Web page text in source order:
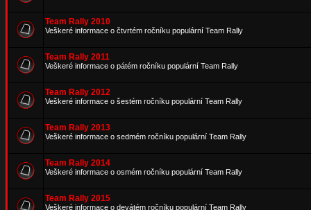
Team Rally 2010
Veškeré informace o čtvrtém ročníku populární Team Rally
Team Rally 2011
Veškeré informace o pátém ročníku populární Team Rally
Team Rally 2012
Veškeré informace o šestém ročníku populární Team Rally
Team Rally 2013
Veškeré informace o sedmém ročníku populární Team Rally
Team Rally 2014
Veškeré informace o osmém ročníku populární Team Rally
Team Rally 2015
Veškeré informace o devátém ročníku populární Team Rally